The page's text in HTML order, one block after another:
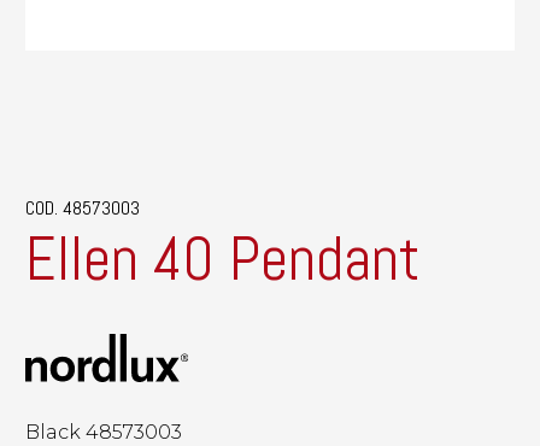
COD. 48573003
Ellen 40 Pendant
Black 48573003